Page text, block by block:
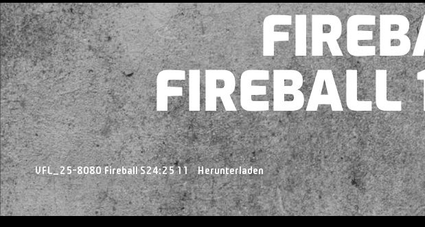
VFL_25-8080 Fireball S24:25 11 Herunterladen